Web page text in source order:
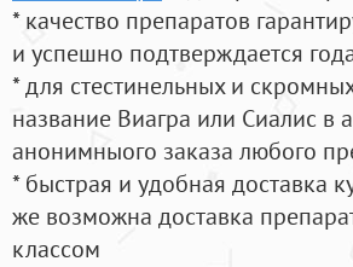
* качество препаратов
и успешно подтверждается
* для стестинельных и
название Виагра или Сиалис в
анонимныого заказа любого
* быстрая и удобная доставка
же возможна доставка
классом